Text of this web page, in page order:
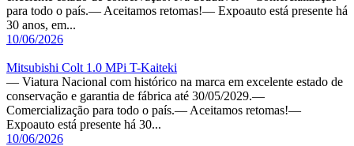
para todo o país.— Aceitamos retomas!— Expoauto está presente há
30 anos, em...
10/06/2026
Mitsubishi Colt 1.0 MPi T-Kaiteki
— Viatura Nacional com histórico na marca em excelente estado de
conservação e garantia de fábrica até 30/05/2029.—
Comercialização para todo o país.— Aceitamos retomas!—
Expoauto está presente há 30...
10/06/2026